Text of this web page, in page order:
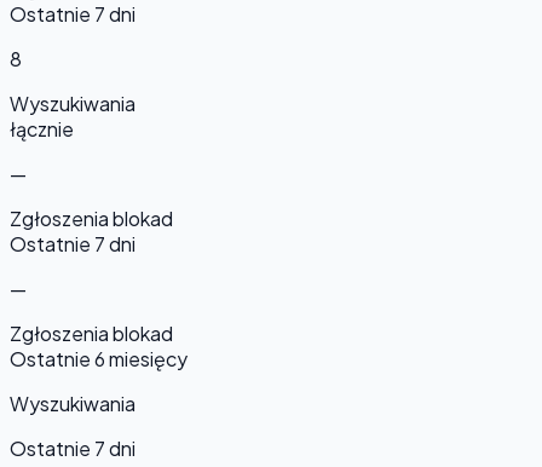
Ostatnie 7 dni
8
Wyszukiwania
łącznie
—
Zgłoszenia blokad
Ostatnie 7 dni
—
Zgłoszenia blokad
Ostatnie 6 miesięcy
Wyszukiwania
Ostatnie 7 dni